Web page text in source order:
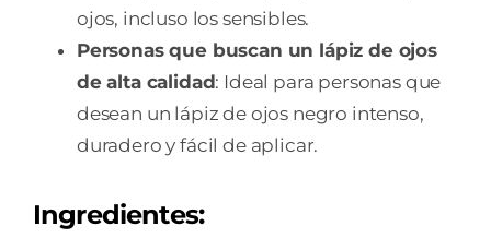
ojos, incluso los sensibles.
Personas que buscan un lápiz de ojos
de alta calidad: Ideal para personas que
desean un lápiz de ojos negro intenso,
duradero y fácil de aplicar.
Ingredientes: